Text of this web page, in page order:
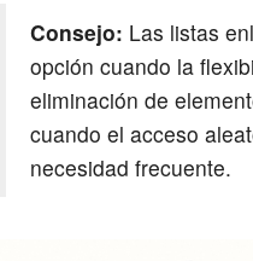
Consejo: Las listas
opción cuando la
eliminación de
cuando el acceso
necesidad frecuente.